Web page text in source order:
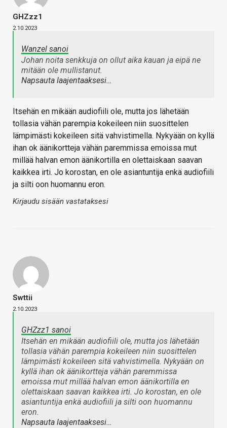
GHZzz1
2.10.2023
Wanzel sanoi
Johan noita senkkuja on ollut aika kauan ja eipä ne
mitään ole mullistanut.
Napsauta laajentaaksesi…
Itsehän en mikään audiofiili ole, mutta jos lähetään
tollasia vähän parempia kokeileen niin suosittelen
lämpimästi kokeileen sitä vahvistimella. Nykyään on kyllä
ihan ok äänikortteja vähän paremmissa emoissa mut
millää halvan emon äänikortilla en olettaiskaan saavan
kaikkea irti. Jo korostan, en ole asiantuntija enkä audiofiili
ja silti oon huomannu eron.
Kirjaudu sisään vastataksesi
Swttii
2.10.2023
GHZzz1 sanoi
Itsehän en mikään audiofiili ole, mutta jos lähetään
tollasia vähän parempia kokeileen niin suosittelen
lämpimästi kokeileen sitä vahvistimella. Nykyään on
kyllä ihan ok äänikortteja vähän paremmissa
emoissa mut millää halvan emon äänikortilla en
olettaiskaan saavan kaikkea irti. Jo korostan, en ole
asiantuntija enkä audiofiili ja silti oon huomannu
eron.
Napsauta laajentaaksesi…